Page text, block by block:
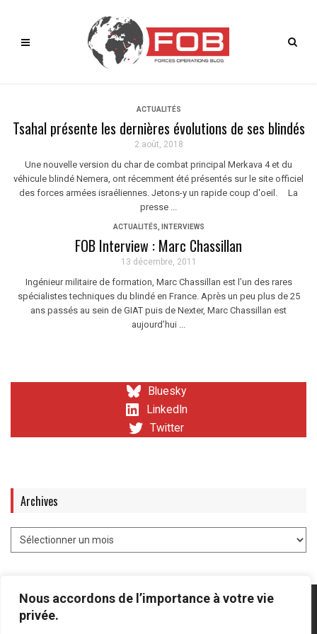
Nous accordons de l’importance à votre vie
privée.
ACTUALITÉS
Tsahal présente les dernières évolutions de ses blindés
2 août, 2018
Une nouvelle version du char de combat principal Merkava 4 et du
véhicule blindé Nemera, ont récemment été présentés sur le site officiel
des forces armées israéliennes. Jetons-y un rapide coup d'oeil. La
presse ...
ACTUALITÉS INTERVIEWS
FOB Interview : Marc Chassillan
13 décembre, 2011
Ingénieur militaire de formation, Marc Chassillan est l’un des rares
spécialistes techniques du blindé en France. Après un peu plus de 25
ans passés au sein de GIAT puis de Nexter, Marc Chassillan est
aujourd’hui ...
Bluesky
LinkedIn
Twitter
Archives